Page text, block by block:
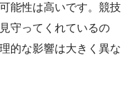
能性は高いです。競技
守ってくれているの
的な影響は大きく異な